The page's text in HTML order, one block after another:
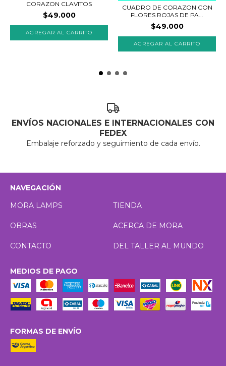
CORAZON CLAVITOS
$49.000
AGREGAR AL CARRITO
CUADRO DE CORAZON CON
FLORES ROJAS DE PA...
$49.000
AGREGAR AL CARRITO
ENVÍOS NACIONALES E INTERNACIONALES CON
FEDEX
Embalaje reforzado y seguimiento de cada envío.
NAVEGACIÓN
MORA LAMPS
TIENDA
OBRAS ACERCA DE MORA
CONTACTO DEL TALLER AL MUNDO
MEDIOS DE PAGO
FORMAS DE ENVÍO